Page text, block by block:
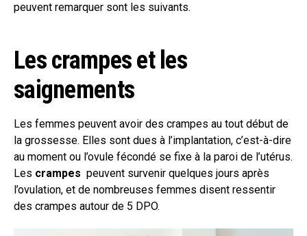
peuvent remarquer sont les suivants.
Les crampes et les
saignements
Les femmes peuvent avoir des crampes au tout début de
la grossesse. Elles sont dues à l’implantation, c’est-à-dire
au moment ou l’ovule fécondé se fixe à la paroi de l’utérus.
Les crampes peuvent survenir quelques jours après
l’ovulation, et de nombreuses femmes disent ressentir
des crampes autour de 5 DPO.